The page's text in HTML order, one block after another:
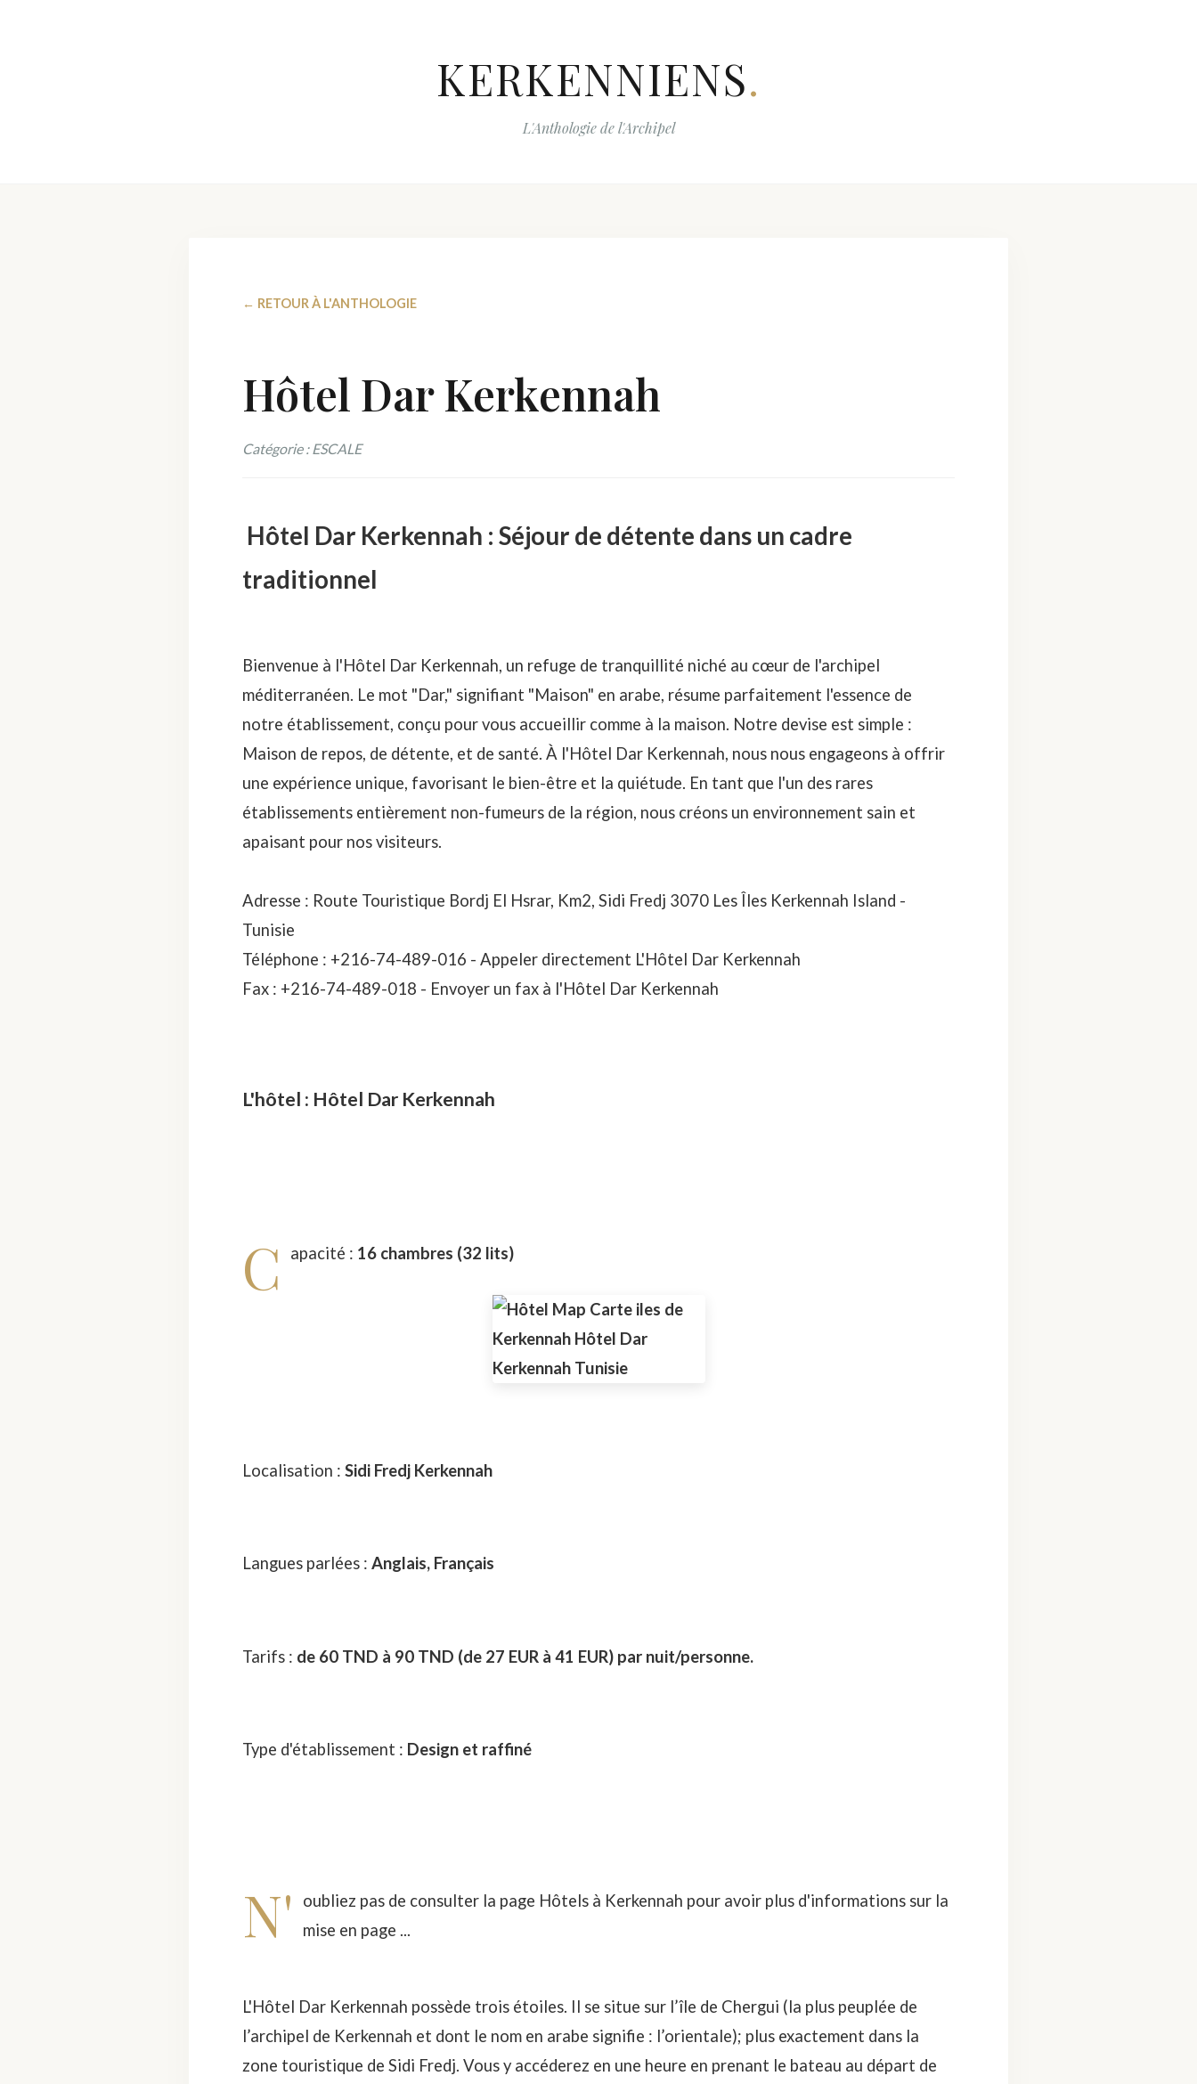
KERKENNIENS.
L'Anthologie de l'Archipel
← RETOUR À L'ANTHOLOGIE
Hôtel Dar Kerkennah
Catégorie : ESCALE
Hôtel Dar Kerkennah : Séjour de détente dans un cadre
traditionnel
Bienvenue à l'Hôtel Dar Kerkennah, un refuge de tranquillité niché au cœur de l'archipel
méditerranéen. Le mot "Dar," signifiant "Maison" en arabe, résume parfaitement l'essence de
notre établissement, conçu pour vous accueillir comme à la maison. Notre devise est simple :
Maison de repos, de détente, et de santé. À l'Hôtel Dar Kerkennah, nous nous engageons à offrir
une expérience unique, favorisant le bien-être et la quiétude. En tant que l'un des rares
établissements entièrement non-fumeurs de la région, nous créons un environnement sain et
apaisant pour nos visiteurs.
Adresse : Route Touristique Bordj El Hsrar, Km2, Sidi Fredj 3070 Les Îles Kerkennah Island -
Tunisie
Téléphone : +216-74-489-016 - Appeler directement L'Hôtel Dar Kerkennah
Fax : +216-74-489-018 - Envoyer un fax à l'Hôtel Dar Kerkennah
L'hôtel : Hôtel Dar Kerkennah
C apacité : 16 chambres (32 lits)
Localisation : Sidi Fredj Kerkennah
Langues parlées : Anglais, Français
Tarifs : de 60 TND à 90 TND (de 27 EUR à 41 EUR) par nuit/personne.
Type d'établissement : Design et raffiné
N' oubliez pas de consulter la page Hôtels à Kerkennah pour avoir plus d'informations sur la
mise en page ...
L'Hôtel Dar Kerkennah possède trois étoiles. Il se situe sur l’île de Chergui (la plus peuplée de
l’archipel de Kerkennah et dont le nom en arabe signifie : l’orientale); plus exactement dans la
zone touristique de Sidi Fredj. Vous y accéderez en une heure en prenant le bateau au départ de